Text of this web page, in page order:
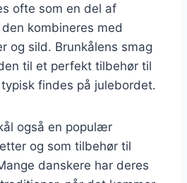
ofte som en del af
kombineres med
og sild. Brunkålens smag
til et perfekt tilbehør til
findes på julebordet.
også en populær
og som tilbehør til
danskere har deres